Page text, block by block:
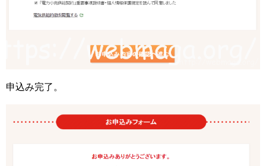
申込み完了。